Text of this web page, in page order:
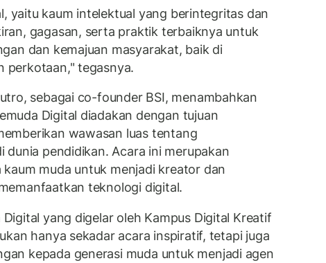
yaitu kaum intelektual yang berintegritas dan
gagasan, serta praktik terbaiknya untuk
dan kemajuan masyarakat, baik di
perkotaan," tegasnya.
sebagai co-founder BSI, menambahkan
Digital diadakan dengan tujuan
wawasan luas tentang
dunia pendidikan. Acara ini merupakan
kaum muda untuk menjadi kreator dan
teknologi digital.
Digital yang digelar oleh Kampus Digital Kreatif
hanya sekadar acara inspiratif, tetapi juga
kepada generasi muda untuk menjadi agen